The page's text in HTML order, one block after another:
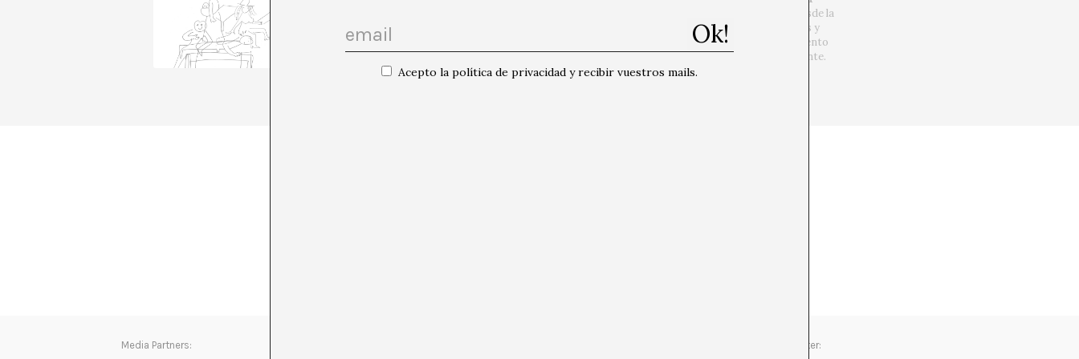
que se define desde la
transversalidad
. El punto de partida es el arte contemporáneo, porque es de allí de donde venimos y
esta consciencia nos permite ir mucho más allá, incorporar otras disciplinas y formas del pensamiento
para hablar y debatir sobre temas que son de relevancia y de urgencia para entender nuestro presente.
Media Partners: Newsletter:
Acepto la política de privacidad y recibir vuestros mails.